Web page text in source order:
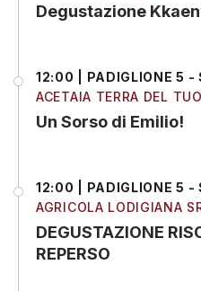
Degustazione
12:00 | PADIGLIONE 5 -
ACETAIA TERRA DEL
Un Sorso di Emilio!
12:00 | PADIGLIONE 5 -
AGRICOLA LODIGIANA
DEGUSTAZIONE
REPERSO